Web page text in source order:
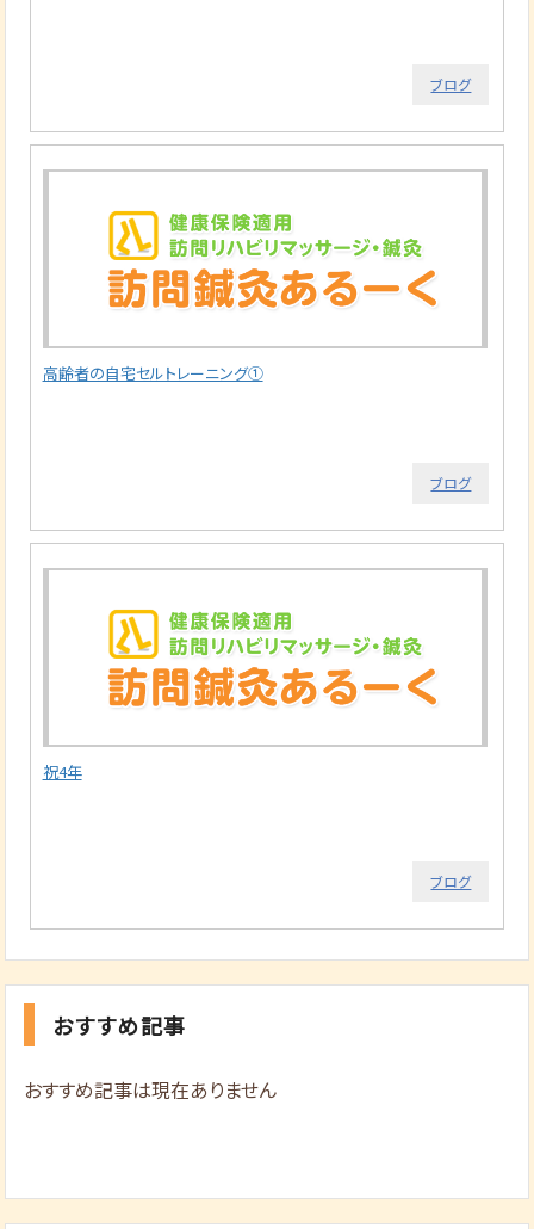
ブログ
高齢者の自宅セルトレーニング①
ブログ
祝4年
ブログ
おすすめ記事
おすすめ記事は現在ありません